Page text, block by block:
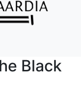
Black